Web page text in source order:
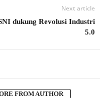
Next article
dukung Revolusi Industri
5.0
FROM AUTHOR